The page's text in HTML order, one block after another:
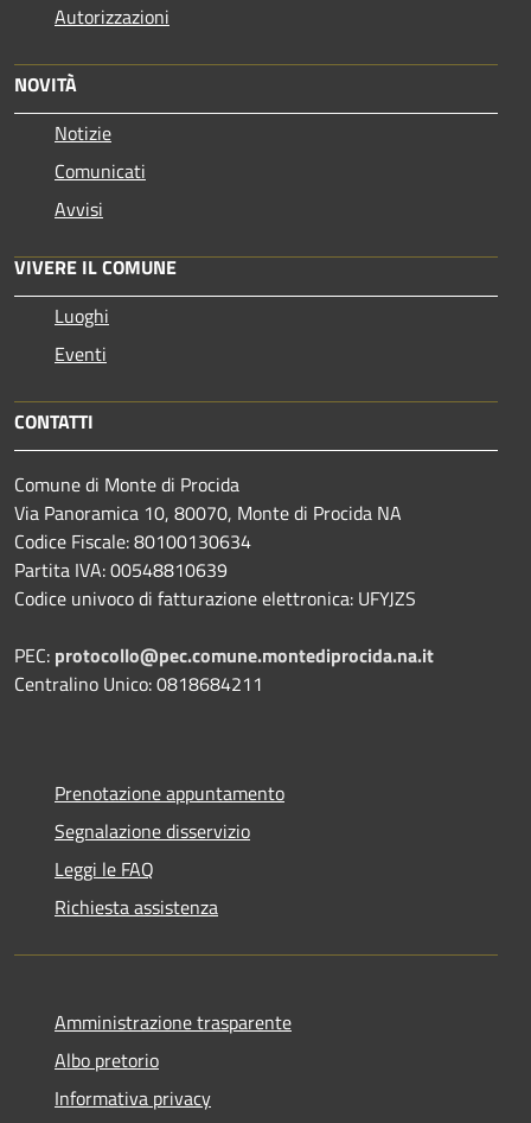
Autorizzazioni
NOVITÀ
Notizie
Comunicati
Avvisi
VIVERE IL COMUNE
Luoghi
Eventi
CONTATTI
Comune di Monte di Procida
Via Panoramica 10, 80070, Monte di Procida NA
Codice Fiscale: 80100130634
Partita IVA: 00548810639
Codice univoco di fatturazione elettronica: UFYJZS
PEC: protocollo@pec.comune.montediprocida.na.it
Centralino Unico:0818684211
Prenotazione appuntamento
Segnalazione disservizio
Leggi le FAQ
Richiesta assistenza
Amministrazione trasparente
Albo pretorio
Informativa privacy